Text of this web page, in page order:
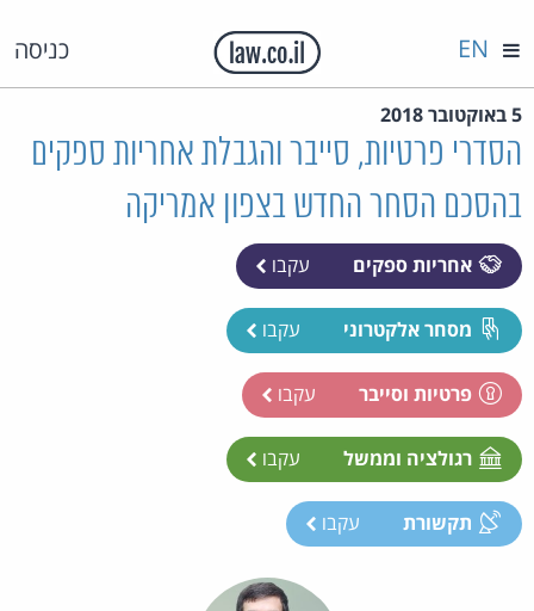
כניסה EN
5 באוקטובר 2018
הסדרי פרטיות, סייבר והגבלת אחריות ספקים
בהסכם הסחר החדש בצפון אמריקה
אחריות ספקים עקבו
מסחר אלקטרוני עקבו
פרטיות וסייבר עקבו
רגולציה וממשל עקבו
תקשורת עקבו